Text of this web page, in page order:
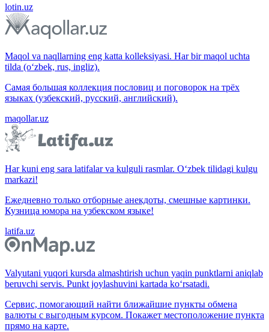
lotin.uz
Maqol va naqllarning eng katta kolleksiyasi. Har bir maqol uchta
tilda (o‘zbek, rus, ingliz).
Самая большая коллекция пословиц и поговорок на трёх
языках (узбекский, русский, английский).
maqollar.uz
Har kuni eng sara latifalar va kulguli rasmlar. O‘zbek tilidagi kulgu
markazi!
Ежедневно только отборные анекдоты, смешные картинки.
Кузница юмора на узбекском языке!
latifa.uz
Valyutani yuqori kursda almashtirish uchun yaqin punktlarni aniqlab
beruvchi servis. Punkt joylashuvini kartada ko‘rsatadi.
Сервис, помогающий найти ближайшие пункты обмена
валюты с выгодным курсом. Покажет местоположение пункта
прямо на карте.